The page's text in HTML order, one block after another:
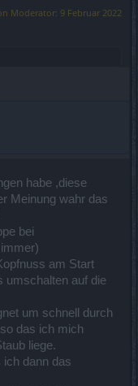
Moderator: 9 Februar 2022
habe ,diese
Meinung wahr das
bei
am Start
umschalten auf die
um schnell durch
das ich mich
liege.
dann das